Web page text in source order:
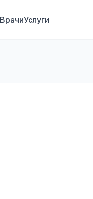
ВрачиУслуги